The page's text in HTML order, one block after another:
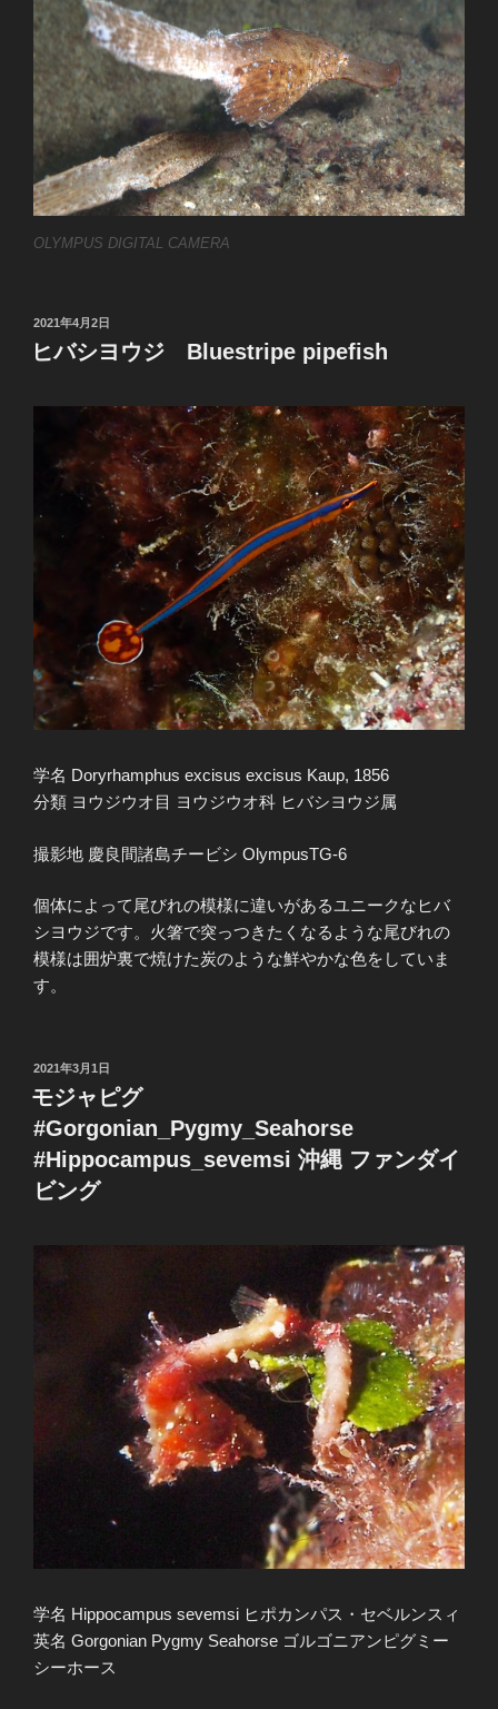
OLYMPUS DIGITAL CAMERA
投
稿
日:
2021年4月2日
ヒバシヨウジ Bluestripe pipefish
学名 Doryrhamphus excisus excisus Kaup, 1856
分類 ヨウジウオ目 ヨウジウオ科 ヒバシヨウジ属
撮影地 慶良間諸島チービシ OlympusTG-6
個体によって尾びれの模様に違いがあるユニークなヒバ
シヨウジです。火箸で突っつきたくなるような尾びれの
模様は囲炉裏で焼けた炭のような鮮やかな色をしていま
す。
投
稿
日:
2021年3月1日
モジャピグ
#Gorgonian_Pygmy_Seahorse
#Hippocampus_sevemsi 沖縄 ファンダイ
ビング
学名 Hippocampus sevemsi ヒポカンパス・セベルンスィ
英名 Gorgonian Pygmy Seahorse ゴルゴニアンピグミー
シーホース